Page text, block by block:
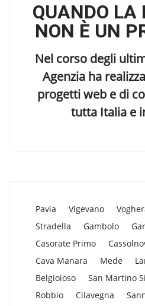
QUANDO
NON È UN
Nel corso degli
Agenzia ha
progetti web e di
tutta Italia e
Pavia Vigevano
Stradella
Gambolo
Casorate Primo
Cava Manara
Mede
Belgioioso
San Martino
Robbio
Cilavegna